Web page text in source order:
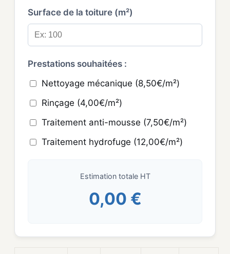
Surface de la toiture (m²)
Prestations souhaitées :
Nettoyage mécanique (8,50€/m²)
Rinçage (4,00€/m²)
Traitement anti-mousse (7,50€/m²)
Traitement hydrofuge (12,00€/m²)
Estimation totale HT
0,00 €